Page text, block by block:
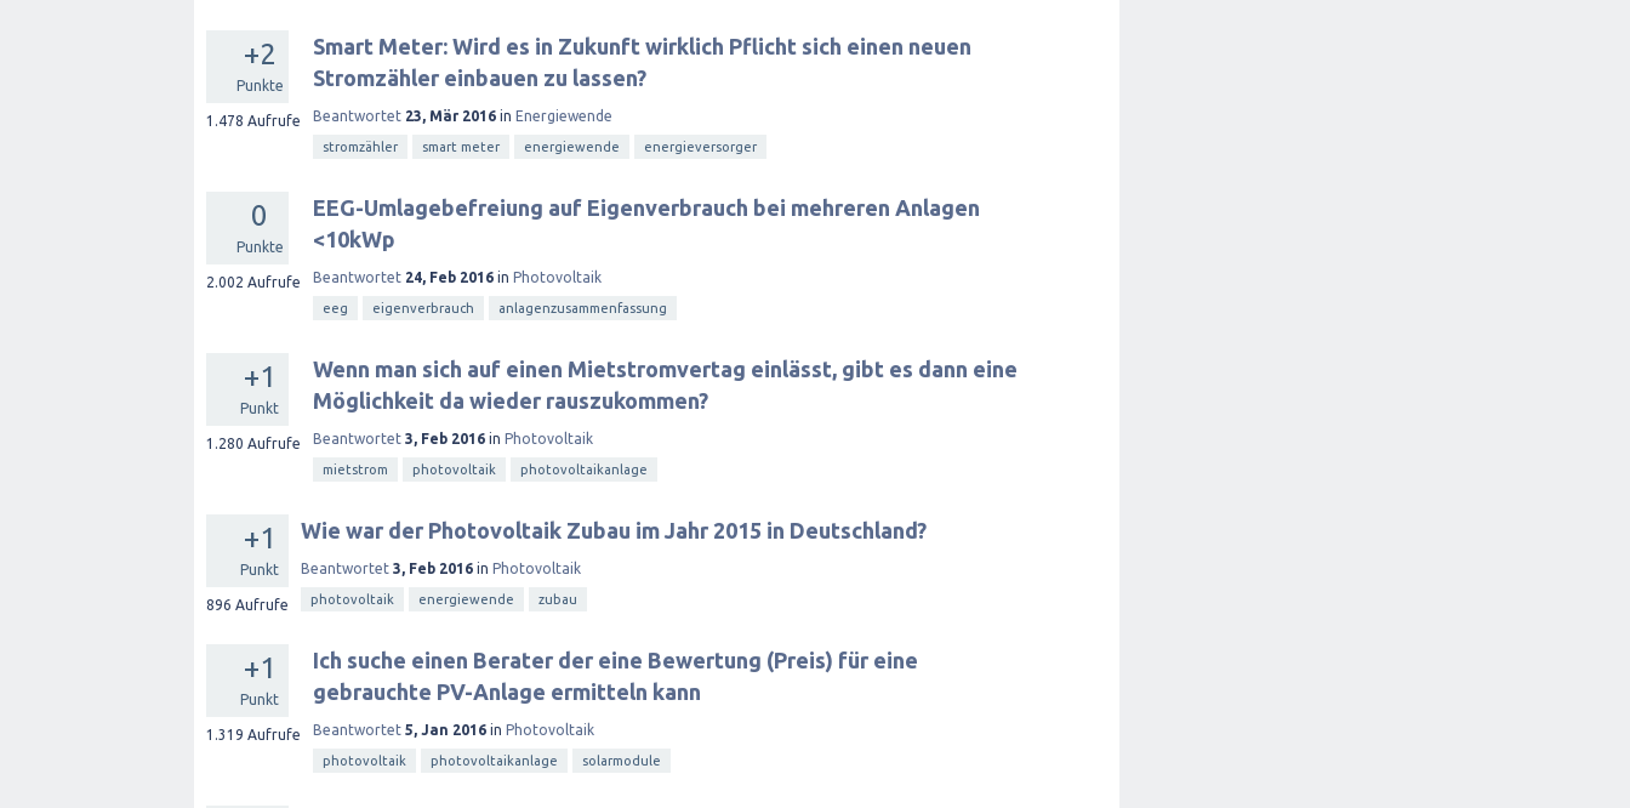
+2
Punkte
1.478 Aufrufe
Smart Meter: Wird es in Zukunft wirklich Pflicht sich einen neuen
Stromzähler einbauen zu lassen?
Beantwortet 23, Mär 2016 in Energiewende
stromzähler smart meter energiewende energieversorger
0
Punkte
2.002 Aufrufe
EEG-Umlagebefreiung auf Eigenverbrauch bei mehreren Anlagen
<10kWp
Beantwortet 24, Feb 2016 in Photovoltaik
eeg eigenverbrauch anlagenzusammenfassung
+1
Punkt
1.280 Aufrufe
Wenn man sich auf einen Mietstromvertag einlässt, gibt es dann eine
Möglichkeit da wieder rauszukommen?
Beantwortet 3, Feb 2016 in Photovoltaik
mietstrom photovoltaik photovoltaikanlage
+1
Punkt
896 Aufrufe
Wie war der Photovoltaik Zubau im Jahr 2015 in Deutschland?
Beantwortet 3, Feb 2016 in Photovoltaik
photovoltaik energiewende zubau
+1
Punkt
1.319 Aufrufe
Ich suche einen Berater der eine Bewertung (Preis) für eine
gebrauchte PV-Anlage ermitteln kann
Beantwortet 5, Jan 2016 in Photovoltaik
photovoltaik photovoltaikanlage solarmodule